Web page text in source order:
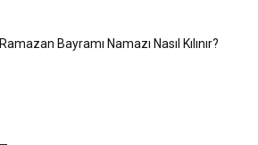
Ramazan Bayramı Namazı Nasıl Kılınır?